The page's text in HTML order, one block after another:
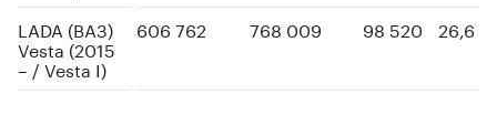
LADA (ВАЗ)
Vesta (2015
– / Vesta I)
606 762 768 009 98 520 26,6